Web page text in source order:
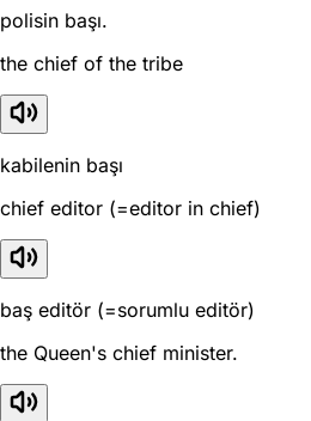
polisin başı.
the chief of the tribe
kabilenin başı
chief editor (=editor in chief)
baş editör (=sorumlu editör)
the Queen's chief minister.